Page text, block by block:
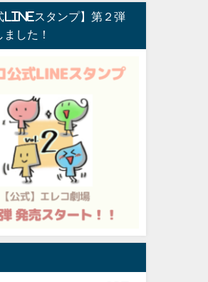
LINEスタンプ】第２弾
した！